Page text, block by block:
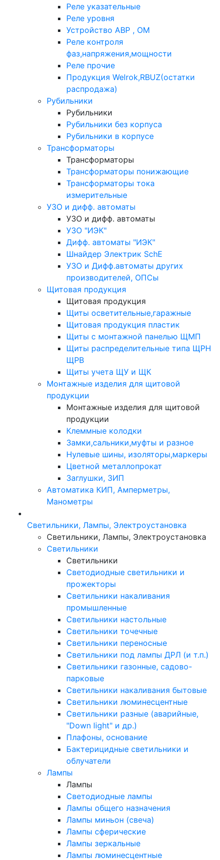
Реле указательные
Реле уровня
Устройство АВР , ОМ
Реле контроля
фаз,напряжения,мощности
Реле прочие
Продукция Welrok,RBUZ(остатки
распродажа)
Рубильники
Рубильники
Рубильники без корпуса
Рубильники в корпусе
Трансформаторы
Трансформаторы
Трансформаторы понижающие
Трансформаторы тока
измерительные
УЗО и дифф. автоматы
УЗО и дифф. автоматы
УЗО "ИЭК"
Дифф. автоматы "ИЭК"
Шнайдер Электрик SchE
УЗО и Дифф.автоматы других
производителей, ОПСы
Щитовая продукция
Щитовая продукция
Щиты осветительные,гаражные
Щитовая продукция пластик
Щиты с монтажной панелью ЩМП
Щиты распределительные типа ЩРН
ЩРВ
Щиты учета ЩУ и ЩК
Монтажные изделия для щитовой
продукции
Монтажные изделия для щитовой
продукции
Клеммные колодки
Замки,сальники,муфты и разное
Нулевые шины, изоляторы,маркеры
Цветной металлопрокат
Заглушки, ЗИП
Автоматика КИП, Амперметры,
Манометры
Светильники, Лампы, Электроустановка
Светильники, Лампы, Электроустановка
Светильники
Светильники
Светодиодные светильники и
прожекторы
Светильники накаливания
промышленные
Светильники настольные
Светильники точечные
Светильники переносные
Светильники под лампы ДРЛ (и т.п.)
Светильники газонные, садово-
парковые
Светильники накаливания бытовые
Светильники люминесцентные
Светильники разные (аварийные,
"Down light" и др.)
Плафоны, основание
Бактерицидные светильники и
облучатели
Лампы
Лампы
Светодиодные лампы
Лампы общего назначения
Лампы миньон (свеча)
Лампы сферические
Лампы зеркальные
Лампы люминесцентные